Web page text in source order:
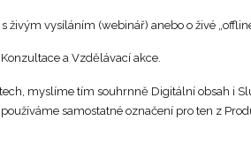
vysíláním (webinář) anebo o živé
a Vzdělávací akce.
myslíme tím souhrnně Digitální obsah i
samostatné označení pro ten z